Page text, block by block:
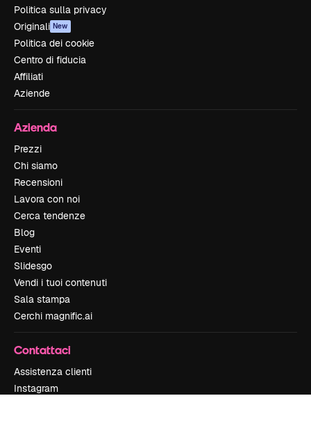
Politica sulla privacy
Originali New
Politica dei cookie
Centro di fiducia
Affiliati
Aziende
Azienda
Prezzi
Chi siamo
Recensioni
Lavora con noi
Cerca tendenze
Blog
Eventi
Slidesgo
Vendi i tuoi contenuti
Sala stampa
Cerchi magnific.ai
Contattaci
Assistenza clienti
Instagram